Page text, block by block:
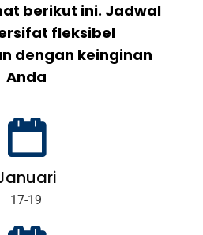
berikut ini. Jadwal
fleksibel
dengan keinginan
Anda
17-19